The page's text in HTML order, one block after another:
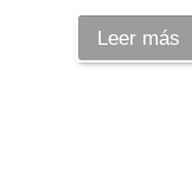
Leer más